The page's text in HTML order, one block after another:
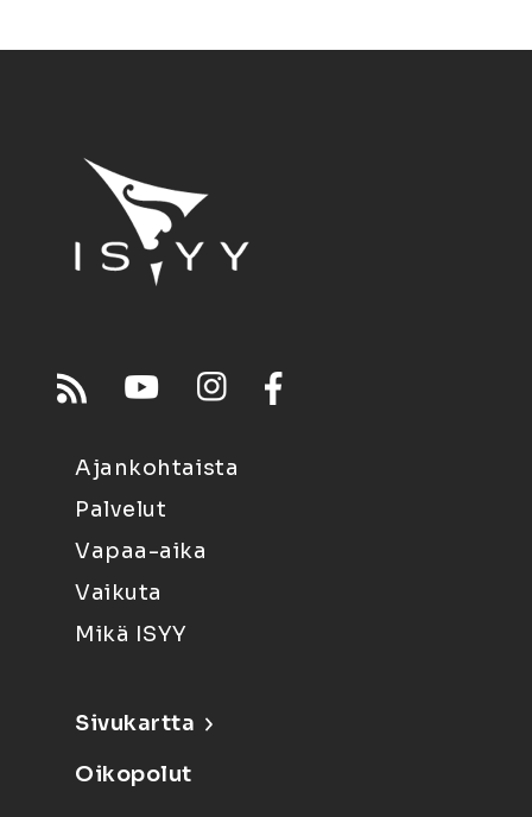
Ajankohtaista
Palvelut
Vapaa-aika
Vaikuta
Mikä ISYY
Sivukartta
Oikopolut